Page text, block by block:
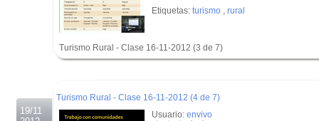
Etiquetas: turismo , rural
Turismo Rural - Clase 16-11-2012 (3 de 7)
19/11
Turismo Rural - Clase 16-11-2012 (4 de 7)
Usuario: envivo